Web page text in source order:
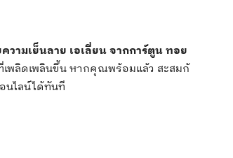
วามเย็นลาย เอเลี่ยน จากการ์ตูน ทอย
พลิดเพลินขึ้น หากคุณพร้อมแล้ว สะสมก้
นไลน์ได้ทันที